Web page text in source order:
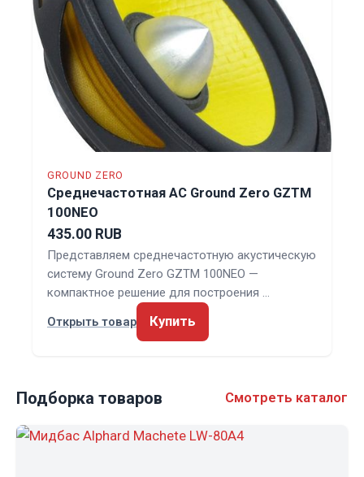
GROUND ZERO
Среднечастотная АС Ground Zero GZTM
100NEO
435.00 RUB
Представляем среднечастотную акустическую
систему Ground Zero GZTM 100NEO —
компактное решение для построения …
Открыть товар
Купить
Подборка товаров Смотреть каталог